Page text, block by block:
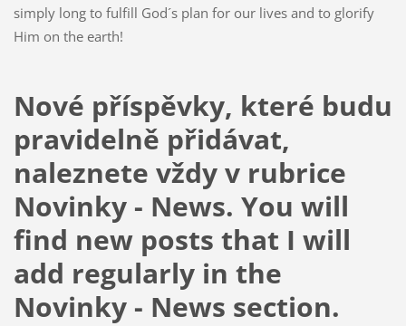
simply long to fulfill God´s plan for our lives and to glorify
Him on the earth!
Nové příspěvky, které budu
pravidelně přidávat,
naleznete vždy v rubrice
Novinky - News. You will
find new posts that I will
add regularly in the
Novinky - News section.